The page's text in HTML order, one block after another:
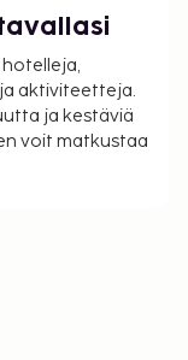
15.
ja kontaktiton
aktiviteetteja.
ja kestäviä
voit matkustaa